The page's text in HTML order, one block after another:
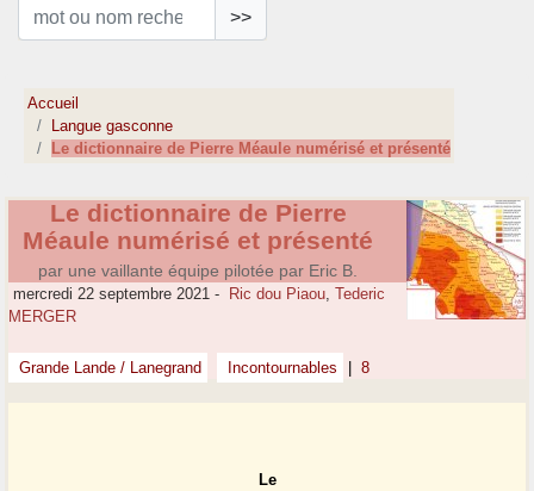
>>
Accueil
Langue gasconne
Le dictionnaire de Pierre Méaule numérisé et présenté
Le dictionnaire de Pierre
Méaule numérisé et présenté
par une vaillante équipe pilotée par Eric B.
mercredi 22 septembre 2021 - Ric dou Piaou,Tederic
MERGER
Grande Lande / Lanegrand Incontournables 8
Le